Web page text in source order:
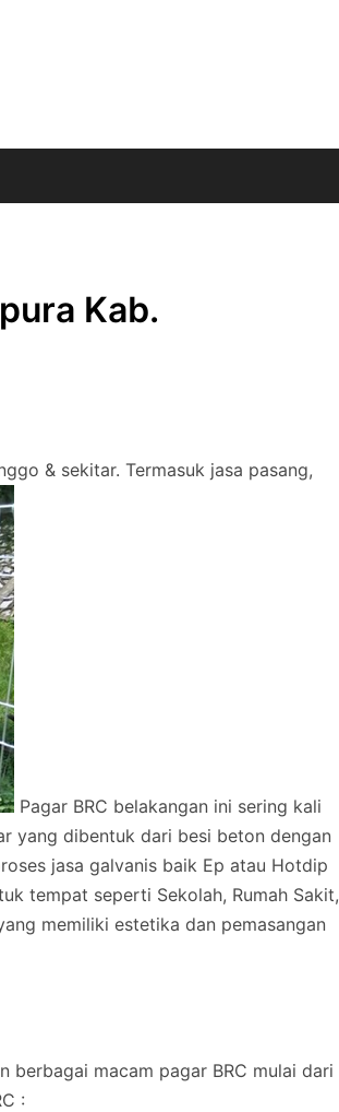
Kab.
& sekitar. Termasuk jasa pasang,
Pagar BRC belakangan ini sering kali
yang dibentuk dari besi beton dengan
jasa galvanis baik Ep atau Hotdip
tempat seperti Sekolah, Rumah Sakit,
memiliki estetika dan pemasangan
berbagai macam pagar BRC mulai dari
: